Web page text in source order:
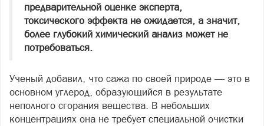
предварительной оценке эксперта,
токсического эффекта не ожидается, а значит,
более глубокий химический анализ может не
потребоваться.
Ученый добавил, что сажа по своей природе — это в
основном углерод, образующийся в результате
неполного сгорания вещества. В небольших
концентрациях она не требует специальной очистки